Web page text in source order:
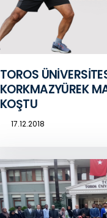
TOROS
KORKMAZYÜREK
KOŞTU
17.12.2018